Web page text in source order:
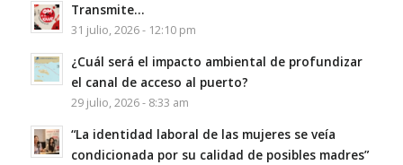
Transmite…
31 julio, 2026 - 12:10 pm
¿Cuál será el impacto ambiental de profundizar
el canal de acceso al puerto?
29 julio, 2026 - 8:33 am
“La identidad laboral de las mujeres se veía
condicionada por su calidad de posibles madres”